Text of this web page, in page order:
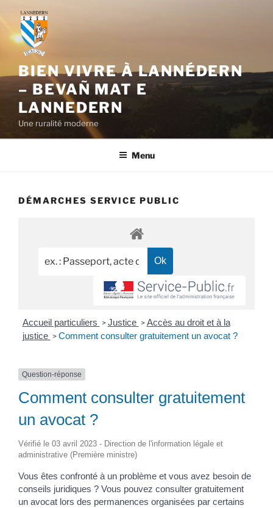
contenu
principal
BIEN VIVRE À LANNÉDERN
– BEVAÑ MAT E
LANNEDERN
Une ruralité moderne
Menu
DÉMARCHES SERVICE PUBLIC
Accueil particuliers > Justice > Accès au droit et à la
justice > Comment consulter gratuitement un avocat ?
Question-réponse
Comment consulter gratuitement
un avocat ?
Vérifié le 03 avril 2023 - Direction de l'information légale et
administrative (Première ministre)
Vous êtes confronté à un problème et vous avez besoin de
conseils juridiques ? Vous pouvez consulter gratuitement
un avocat lors des permanences organisées par certains